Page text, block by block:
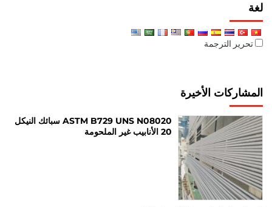
لغة
تحرير الترجمة
المشاركات الأخيرة
ASTM B729 UNS N08020 سبائك النيكل
20 الأنابيب غير الملحومة